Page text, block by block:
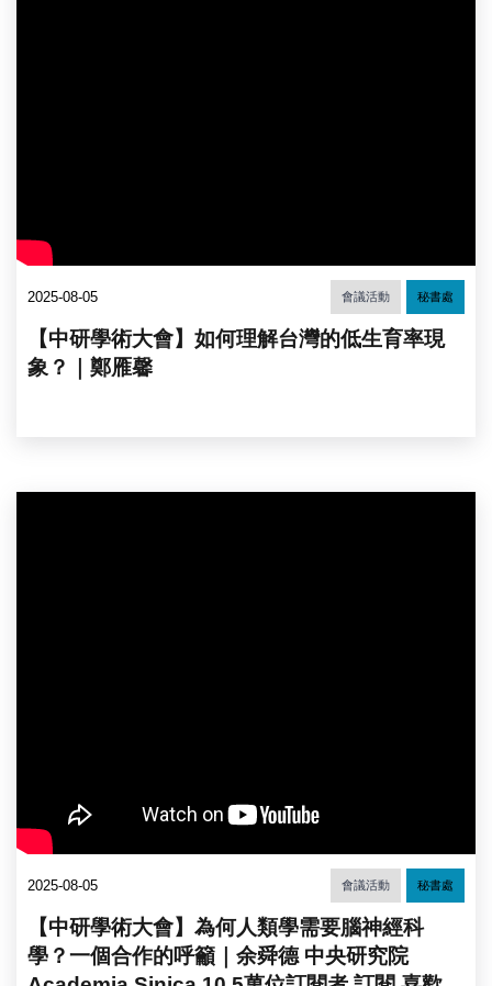
2025-08-05 會議活動 秘書處
【中研學術大會】如何理解台灣的低生育率現
象？｜鄭雁馨
2025-08-05 會議活動 秘書處
【中研學術大會】為何人類學需要腦神經科
學？一個合作的呼籲｜余舜德 中央研究院